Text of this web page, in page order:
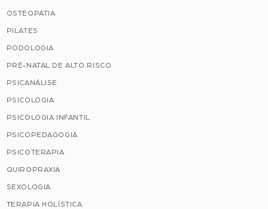
OSTEOPATIA
PILATES
PODOLOGIA
PRÉ-NATAL DE ALTO RISCO
PSICANÁLISE
PSICOLOGIA
PSICOLOGIA INFANTIL
PSICOPEDAGOGIA
PSICOTERAPIA
QUIROPRAXIA
SEXOLOGIA
TERAPIA HOLÍSTICA